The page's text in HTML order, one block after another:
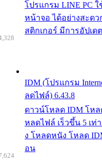
โปรแกรม LINE PC
หน้าจอ ได้อย่างสะด
สติกเกอร์ มีการอัปเด
IDM (โปรแกรม
ลดไฟล์) 6.43.8
ดาวน์โหลด IDM โหลด
หลดไฟล์ เร็วขึ้น 5 เท่
ง โหลดหนัง โหลด
อน